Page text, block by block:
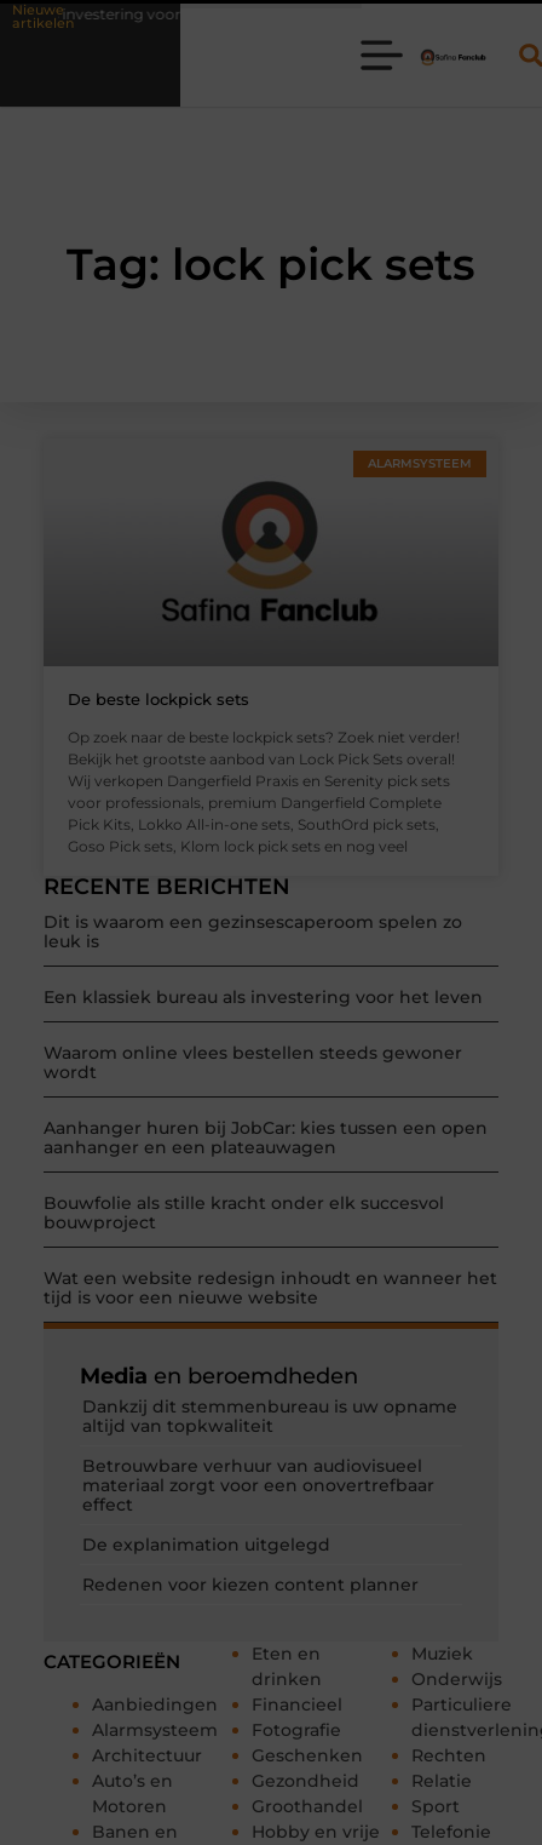
Nieuwe
artikelen
investering voor het leven
Tag: lock pick sets
RECENTE BERICHTEN
Dit is waarom een gezinsescaperoom spelen zo
leuk is
Een klassiek bureau als investering voor het leven
Waarom online vlees bestellen steeds gewoner
wordt
Aanhanger huren bij JobCar: kies tussen een open
aanhanger en een plateauwagen
Bouwfolie als stille kracht onder elk succesvol
bouwproject
Wat een website redesign inhoudt en wanneer het
tijd is voor een nieuwe website
CATEGORIEËN
Aanbiedingen
Alarmsysteem
Architectuur
Auto’s en
Motoren
Banen en
Eten en
drinken
Financieel
Fotografie
Geschenken
Gezondheid
Groothandel
Hobby en vrije
Muziek
Onderwijs
Particuliere
Rechten
Relatie
Sport
Telefonie
Media en beroemdheden
Dankzij dit stemmenbureau is uw opname
altijd van topkwaliteit
Betrouwbare verhuur van audiovisueel
materiaal zorgt voor een onovertrefbaar
effect
De explanimation uitgelegd
Redenen voor kiezen content planner
ALARMSYSTEEM
De beste lockpick sets
Op zoek naar de beste lockpick sets? Zoek niet verder!
Bekijk het grootste aanbod van Lock Pick Sets overal!
Wij verkopen Dangerfield Praxis en Serenity pick sets
voor professionals, premium Dangerfield Complete
Pick Kits, Lokko All-in-one sets, SouthOrd pick sets,
Goso Pick sets, Klom lock pick sets en nog veel